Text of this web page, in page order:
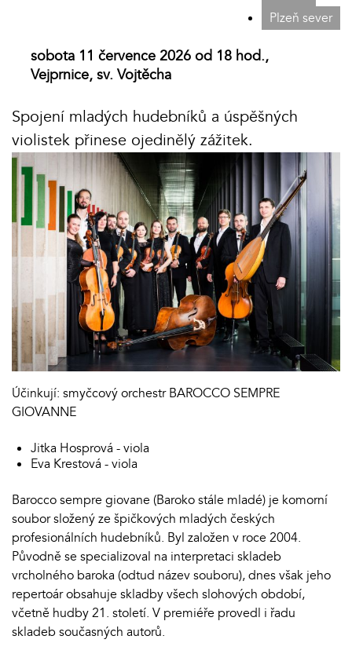
Plzeň sever
sobota 11 července 2026 od 18 hod.,
Vejprnice, sv. Vojtěcha
Spojení mladých hudebníků a úspěšných
violistek přinese ojedinělý zážitek.
Účinkují: smyčcový orchestr BAROCCO SEMPRE
GIOVANNE
Jitka Hosprová - viola
Eva Krestová - viola
Barocco sempre giovane (Baroko stále mladé) je komorní
soubor složený ze špičkových mladých českých
profesionálních hudebníků. Byl založen v roce 2004.
Původně se specializoval na interpretaci skladeb
vrcholného baroka (odtud název souboru), dnes však jeho
repertoár obsahuje skladby všech slohových období,
včetně hudby 21. století. V premiéře provedl i řadu
skladeb současných autorů.